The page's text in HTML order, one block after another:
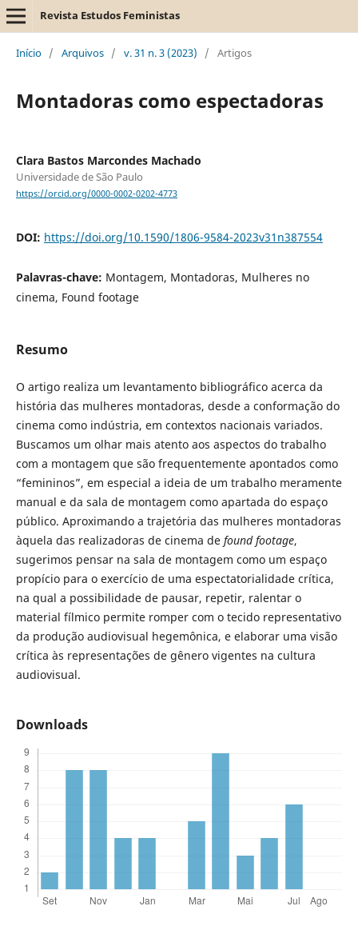
Revista Estudos Feministas
Início / Arquivos / v. 31 n. 3 (2023) / Artigos
Montadoras como espectadoras
Clara Bastos Marcondes Machado
Universidade de São Paulo
https://orcid.org/0000-0002-0202-4773
DOI: https://doi.org/10.1590/1806-9584-2023v31n387554
Palavras-chave: Montagem, Montadoras, Mulheres no
cinema, Found footage
Resumo
O artigo realiza um levantamento bibliográfico acerca da
história das mulheres montadoras, desde a conformação do
cinema como indústria, em contextos nacionais variados.
Buscamos um olhar mais atento aos aspectos do trabalho
com a montagem que são frequentemente apontados como
“femininos”, em especial a ideia de um trabalho meramente
manual e da sala de montagem como apartada do espaço
público. Aproximando a trajetória das mulheres montadoras
àquela das realizadoras de cinema de found footage,
sugerimos pensar na sala de montagem como um espaço
propício para o exercício de uma espectatorialidade crítica,
na qual a possibilidade de pausar, repetir, ralentar o
material fílmico permite romper com o tecido representativo
da produção audiovisual hegemônica, e elaborar uma visão
crítica às representações de gênero vigentes na cultura
audiovisual.
Downloads